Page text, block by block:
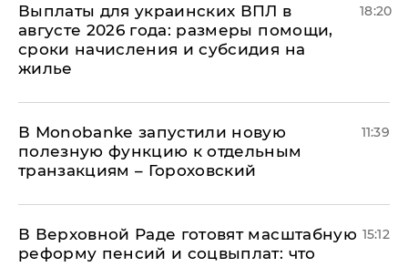
Выплаты для украинских ВПЛ в
августе 2026 года: размеры помощи,
сроки начисления и субсидия на
жилье
18:20
В Мonobankе запустили новую
полезную функцию к отдельным
транзакциям – Гороховский
11:39
В Верховной Раде готовят масштабную
реформу пенсий и соцвыплат: что
15:12